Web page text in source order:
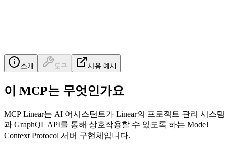
소개 도구 사용 예시
이 MCP는 무엇인가요
MCP Linear는 AI 어시스턴트가 Linear의 프로젝트 관리 시스템
과 GraphQL API를 통해 상호작용할 수 있도록 하는 Model
Context Protocol 서버 구현체입니다.